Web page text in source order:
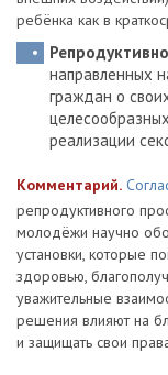
ребёнка как в
направленных
граждан о
реализации
Комментарий.
репродуктивного
молодёжи научно
установки, которые
здоровью,
уважительные
решения влияют на
и защищать свои